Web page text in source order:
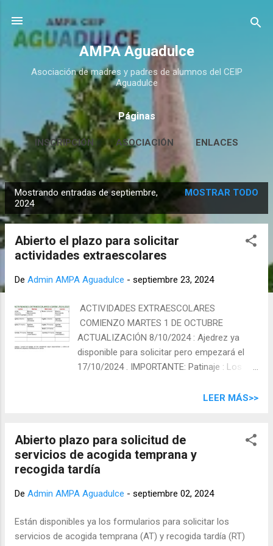
Ir al contenido principal
AMPA Aguadulce
Asociación de madres y padres de alumnos del CEIP
Aguadulce
Páginas
INSCRIPCIÓN ASOCIACIÓN ENLACES
CONTACTO MÁS… HUERTO ESCOLAR
n
Mostrando entradas de septiembre,
2024
MOSTRAR TODO
Abierto el plazo para solicitar
actividades extraescolares
De Admin AMPA Aguadulce - septiembre 23, 2024
ACTIVIDADES EXTRAESCOLARES
COMIENZO MARTES 1 DE OCTUBRE
ACTUALIZACIÓN 8/10/2024 : Ajedrez ya
disponible para solicitar pero empezará el
17/10/2024 . IMPORTANTE: Patinaje : Los
valorados por la monitora para saber si son
porque han cambiado. Inglés : Esta actividad
sólo se impartirá si hay un mínimo de 25
niños/as inscritos entre los dos grupos. Los
establecido según disponibilidad y criterio de
los espacios facilitados por el centro.
Previamente las familias deben haber
LEER MÁS>>
Abierto plazo para solicitud de
servicios de acogida temprana y
recogida tardía
De Admin AMPA Aguadulce - septiembre 02, 2024
Están disponibles ya los formularios para solicitar los
servicios de acogida temprana (AT) y recogida tardía (RT)